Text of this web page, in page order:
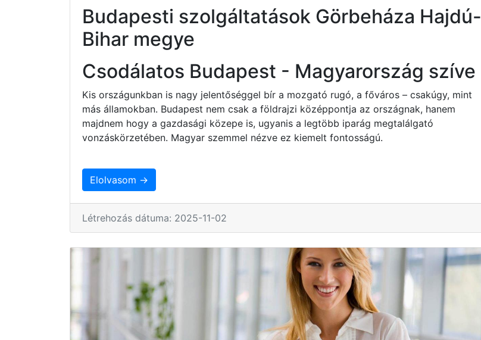
Budapesti szolgáltatások Görbeháza Hajdú-
Bihar megye
Csodálatos Budapest - Magyarország szíve
Kis országunkban is nagy jelentőséggel bír a mozgató rugó, a főváros – csakúgy, mint
más államokban. Budapest nem csak a földrajzi középpontja az országnak, hanem
majdnem hogy a gazdasági közepe is, ugyanis a legtöbb iparág megtalálgató
vonzáskörzetében. Magyar szemmel nézve ez kiemelt fontosságú.
Elolvasom →
Létrehozás dátuma: 2025-11-02